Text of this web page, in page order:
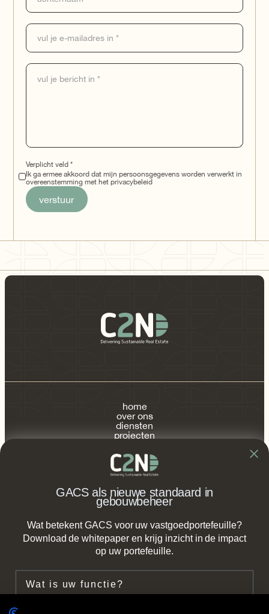
Verplicht veld *
Ik ga ermee akkoord dat mijn persoonsgegevens worden verwerkt in
overeenstemming met het privacybeleid
home
over ons
diensten
projecten
contact
FAQ
info@c2n.nl
+31(0)85 2737 490
GACS als nieuwe standaard in
gebouwbeheer
Wat betekent GACS voor uw vastgoedportefeuille?
Download de whitepaper en krijg inzicht in de impact
op uw portefeuille.
Functie